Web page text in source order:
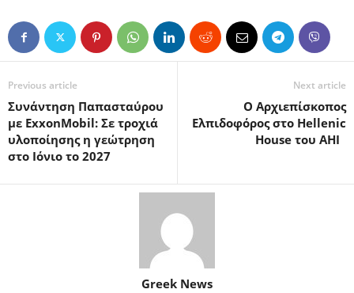
Previous article
Συνάντηση Παπασταύρου
με ExxonMobil: Σε τροχιά
υλοποίησης η γεώτρηση
στο Ιόνιο το 2027
Next article
Ο Αρχιεπίσκοπος
Ελπιδοφόρος στο Hellenic
House του ΑΗΙ
Greek News